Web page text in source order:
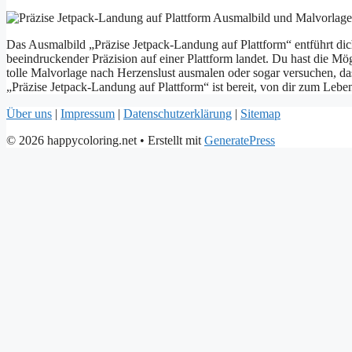
Das Ausmalbild „Präzise Jetpack-Landung auf Plattform“ entführt
beeindruckender Präzision auf einer Plattform landet. Du hast die
tolle Malvorlage nach Herzenslust ausmalen oder sogar versuchen,
„Präzise Jetpack-Landung auf Plattform“ ist bereit, von dir zum
Über uns | Impressum | Datenschutzerklärung | Sitemap
© 2026 happycoloring.net • Erstellt mit GeneratePress